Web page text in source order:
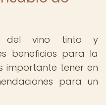
del vino tinto y
beneficios para la
importante tener en
para un